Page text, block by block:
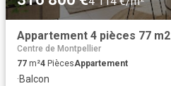
Appartement 4 pièces 77 m2
Centre de Montpellier
77 m²4 PiècesAppartement
·Balcon